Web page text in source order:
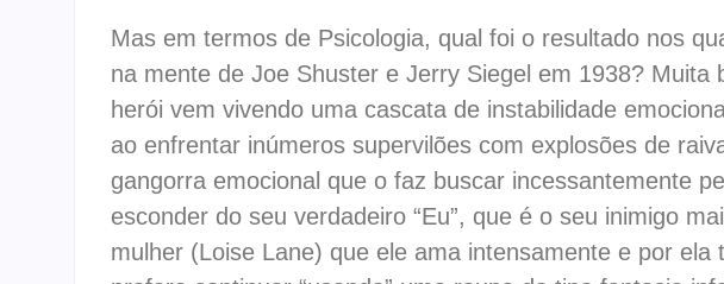
Mas em termos de Psicologia, qual foi o resultado nos
na mente de Joe Shuster e Jerry Siegel em 1938? Muita
herói vem vivendo uma cascata de instabilidade
ao enfrentar inúmeros supervilões com explosões de
gangorra emocional que o faz buscar incessantemente
esconder do seu verdadeiro “Eu”, que é o seu inimigo
mulher (Loise Lane) que ele ama intensamente e por